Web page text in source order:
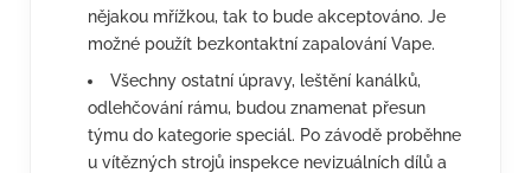
nějakou mřížkou, tak to bude akceptováno. Je
možné použít bezkontaktní zapalování Vape.
Všechny ostatní úpravy, leštění kanálků,
odlehčování rámu, budou znamenat přesun
týmu do kategorie speciál. Po závodě proběhne
u vítězných strojů inspekce nevizuálních dílů a